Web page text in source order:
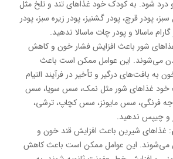
درد شود. به کودک خود غذاهای تند و تلخ مثل
پودر قرچ، پودر گشنیز، پودر زیره سبز، پودر
ماسالا و پودر چات ماسالا ندهید.
شور باعث افزایش فشار خون و کاهش
می‌شوند. این عوامل ممکن است باعث
بافت‌های درگیر و تأخیر در فرآیند التیام
خود غذاهای شور مثل نمک، سس سویا، سس
فرنگی، سس مایونز، سس کچاپ، ترشی،
و چیپس ندهید.
: غذاهای شیرین باعث افزایش قند خون و
می‌شوند. این عوامل ممکن است باعث کاهش